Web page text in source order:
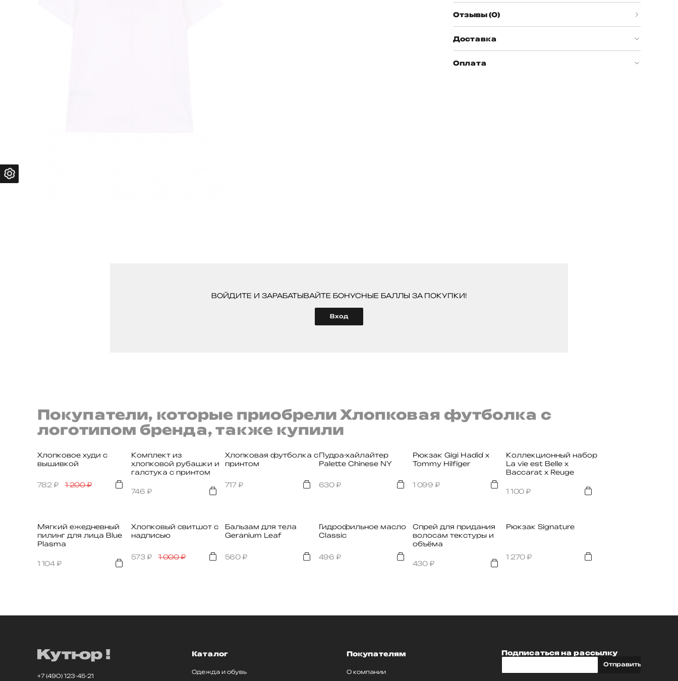
Отзывы (0)
Доставка
Оплата
ВОЙДИТЕ И ЗАРАБАТЫВАЙТЕ БОНУСНЫЕ БАЛЛЫ ЗА ПОКУПКИ!
Вход
Покупатели, которые приобрели Хлопковая футболка с
логотипом бренда, также купили
Хлопковое худи с
вышивкой
782 ₽ 1 200₽
Комплект из
хлопковой рубашки и
галстука с принтом
746 ₽
Хлопковая футболка с
принтом
717₽
Пудра-хайлайтер
Palette Chinese NY
630₽
Рюкзак Gigi Hadid x
Tommy Hilfiger
1 099 ₽
Коллекционный набор
La vie est Belle x
Baccarat x Reuge
1 100₽
Мягкий ежедневный
пилинг для лица Blue
Plasma
1 104₽
Хлопковый свитшот с
надписью
573₽ 1 000₽
Бальзам для тела
Geranium Leaf
560₽
Гидрофильное масло
Classic
496 ₽
Спрей для придания
волосам текстуры и
объёма
430₽
Рюкзак Signature
1 270₽
+7 (490) 123-45-21
Каталог
Одежда и обувь
Покупателям
О компании
Подписаться на рассылку